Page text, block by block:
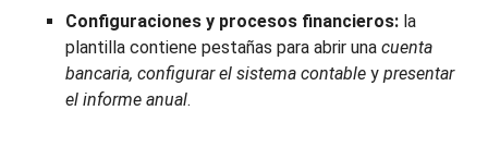
Configuraciones y procesos financieros: la
plantilla contiene pestañas para abrir una cuenta
bancaria, configurar el sistema contable y presentar
el informe anual.